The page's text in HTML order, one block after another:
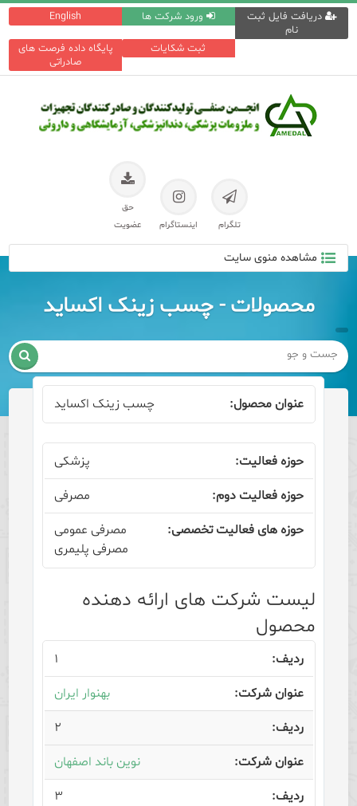
English ورود شرکت ها
دریافت فایل ثبت
نام
پایگاه داده فرصت های
صادراتی
ثبت شکایات
تلگرام اینستاگرام
حق
عضویت
مشاهده منوی سایت
محصولات - چسب زینک اکساید

چسب زینک اکساید
پزشکی
مصرفی
مصرفی عمومی
مصرفی پلیمری
لیست شرکت های ارائه دهنده
محصول
۱
بهنوار ایران
۲
نوین باند اصفهان
۳